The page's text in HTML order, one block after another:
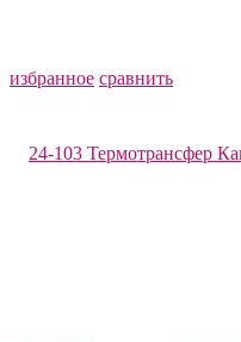
избранное сравнить